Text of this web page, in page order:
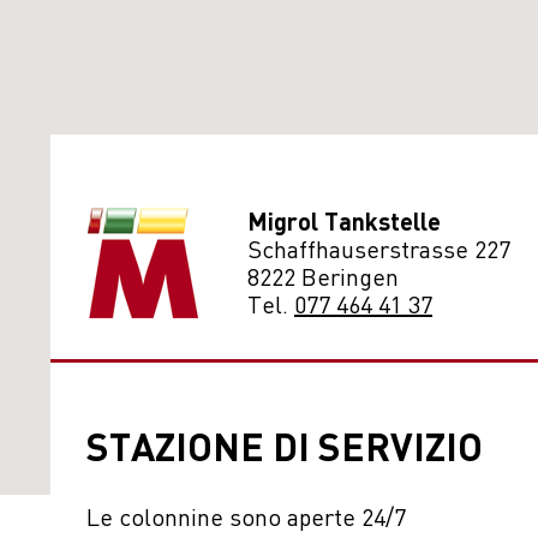
Migrol Tankstelle
Schaffhauserstrasse 227
8222 Beringen
Tel. 077 464 41 37
STAZIONE DI SERVIZIO
Le colonnine sono aperte 24/7